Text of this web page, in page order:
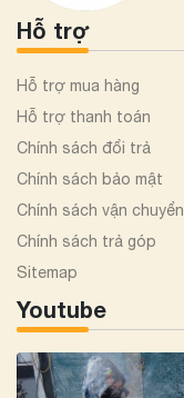
Hỗ trợ
Hỗ trợ mua hàng
Hỗ trợ thanh toán
Chính sách đổi trả
Chính sách bảo mật
Chính sách vận chuyển
Chính sách trả góp
Sitemap
Youtube